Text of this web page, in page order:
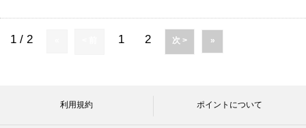
1 / 2 1 2 次 > »
利用規約 ポイントについて